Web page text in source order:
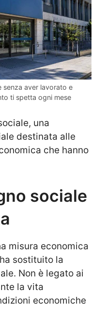
senza aver lavorato e
ti spetta ogni mese
una
destinata alle
che hanno
sociale
misura economica
sostituito la
Non è legato ai
la vita
economiche